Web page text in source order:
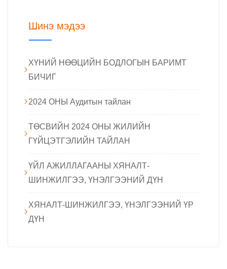
Шинэ мэдээ
ХҮНИЙ НӨӨЦИЙН БОДЛОГЫН БАРИМТ
БИЧИГ
2024 ОНЫ Аудитын тайлан
ТӨСВИЙН 2024 ОНЫ ЖИЛИЙН
ГҮЙЦЭТГЭЛИЙН ТАЙЛАН
ҮЙЛ АЖИЛЛАГААНЫ ХЯНАЛТ-
ШИНЖИЛГЭЭ, ҮНЭЛГЭЭНИЙ ДҮН
ХЯНАЛТ-ШИНЖИЛГЭЭ, ҮНЭЛГЭЭНИЙ ҮР
ДҮН